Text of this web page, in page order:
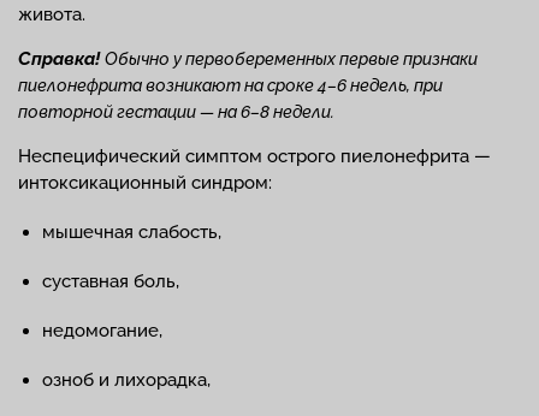
живота.
Справка!Обычно у первобеременных первые признаки
пиелонефрита возникают на сроке 4–6 недель, при
повторной гестации — на 6–8 недели.
Неспецифический симптом острого пиелонефрита —
интоксикационный синдром:
мышечная слабость,
суставная боль,
недомогание,
озноб и лихорадка,